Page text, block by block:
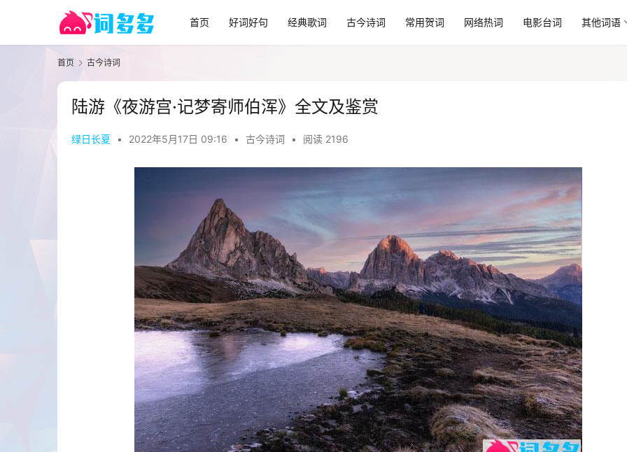
首页 好词好句 经典歌词 古今诗词 常用贺词 网络热词 电影台词 其他词语
首页 古今诗词
陆游《夜游宫·记梦寄师伯浑》全文及鉴赏
绿日长夏 • 2022年5月17日 09:16 • 古今诗词 • 阅读 2196